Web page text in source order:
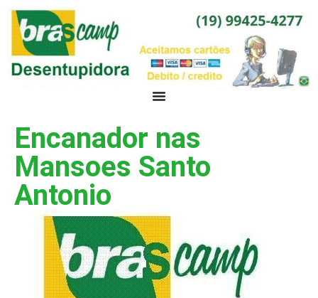
Encanador nas
Mansoes Santo
Antonio